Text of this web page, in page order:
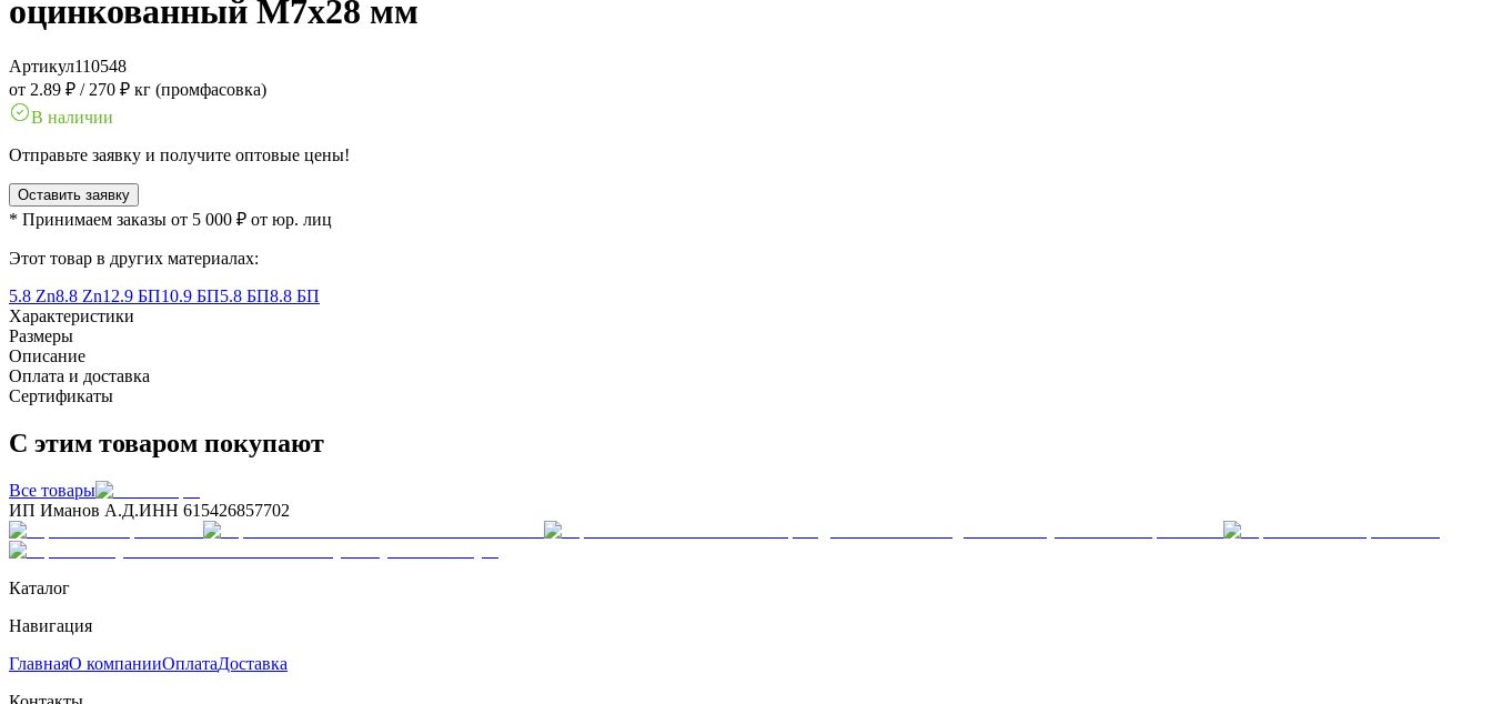
оцинкованный M7x28 мм
Артикул110548
от 2.89 ₽ / 270 ₽ кг (промфасовка)
В наличии
Отправьте заявку и получите оптовые цены!
Оставить заявку
* Принимаем заказы от 5 000 ₽ от юр. лиц
Этот товар в других материалах:
5.8 Zn8.8 Zn12.9 БП10.9 БП5.8 БП8.8 БП
Характеристики
Размеры
Описание
Оплата и доставка
Сертификаты
С этим товаром покупают
Все товары
ИП Иманов А.Д.ИНН 615426857702
Каталог
Навигация
ГлавнаяО компанииОплатаДоставка